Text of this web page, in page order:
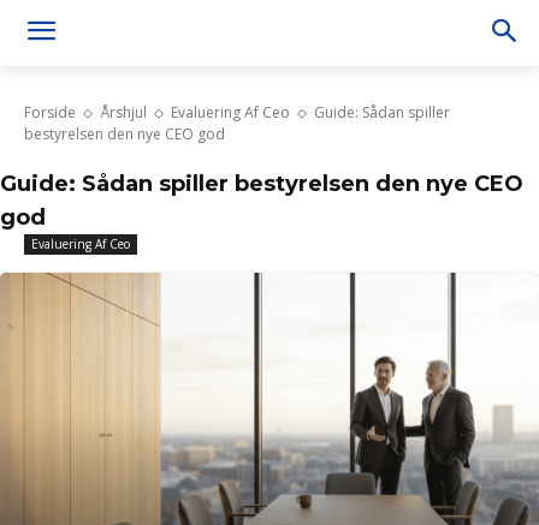
Forside Årshjul Evaluering Af Ceo
Guide: Sådan spiller
bestyrelsen den nye CEO god
Guide: Sådan spiller bestyrelsen den nye CEO
god
Evaluering Af Ceo